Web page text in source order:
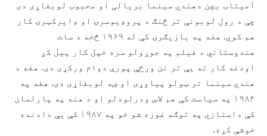
آمیتاب بچن دهندي سینما بریالی او محبوب لوبغاړی دی
چې د رول لوبونې تر څنګ د پروډیوسرۍ او ډایرکټرۍ کار
هم کوي. هغه په بازیګرۍ کې له ۱۹۶۹ څخه د سات
هندوستاني د فیلم په جوړولو سره خپل کار پیل کړ
اودغه کار ته یې تر نن ورځې پورې دوام ورکړی دی. هغه د
هندي سینما تر ټولو پیاوړی او ښه لوبغاړی دی. هغه په
۱۹۸۴ په سیاست کې هم لاس ودرلودلو او د هند په پارلمان
کې داستازي په توګه غوره شو خو په ۱۹۸۷ کې یې دادنده
خوشې کړه.